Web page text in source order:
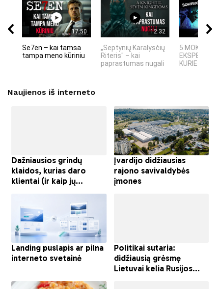
17:50
Se7en – kai tamsa
tampa meno kūriniu
12:32
„Septynių Karalysčių
Riteris" – kai
paprastumas nugali
5 MOKSLINIAI
KURIE
Naujienos iš interneto